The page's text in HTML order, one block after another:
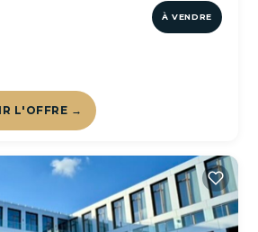
À VENDRE
L'OFFRE →